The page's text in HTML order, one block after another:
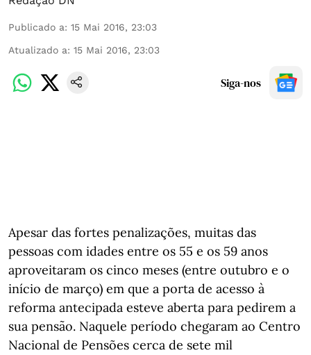
Publicado a: 15 Mai 2016, 23:03
Atualizado a: 15 Mai 2016, 23:03
Siga-nos
Apesar das fortes penalizações, muitas das
pessoas com idades entre os 55 e os 59 anos
aproveitaram os cinco meses (entre outubro e o
início de março) em que a porta de acesso à
reforma antecipada esteve aberta para pedirem a
sua pensão. Naquele período chegaram ao Centro
Nacional de Pensões cerca de sete mil